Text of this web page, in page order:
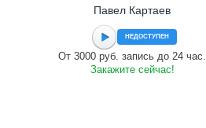
Павел Картаев
НЕДОСТУПЕН
От 3000 руб. запись до 24 час.
Закажите сейчас!